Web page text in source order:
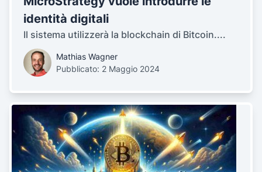
identità digitali
Il sistema utilizzerà la blockchain di Bitcoin....
Mathias Wagner
Pubblicato: 2 Maggio 2024